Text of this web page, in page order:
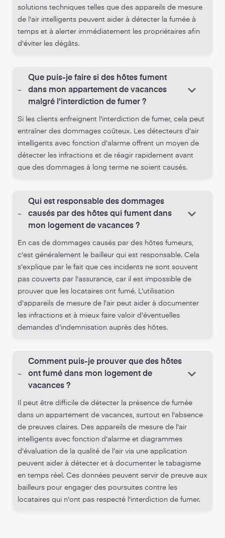
solutions techniques telles que des appareils de mesure
de l'air intelligents peuvent aider à détecter la fumée à
temps et à alerter immédiatement les propriétaires afin
d'éviter les dégâts.
-
Que puis-je faire si des hôtes fument
dans mon appartement de vacances
malgré l'interdiction de fumer ?
keyboard_arrow_down
Si les clients enfreignent l'interdiction de fumer, cela peut
entraîner des dommages coûteux. Les détecteurs d'air
intelligents avec fonction d'alarme offrent un moyen de
détecter les infractions et de réagir rapidement avant
que des dommages à long terme ne soient causés.
-
Qui est responsable des dommages
causés par des hôtes qui fument dans
mon logement de vacances ?
keyboard_arrow_down
En cas de dommages causés par des hôtes fumeurs,
c'est généralement le bailleur qui est responsable. Cela
s'explique par le fait que ces incidents ne sont souvent
pas couverts par l'assurance, car il est impossible de
prouver que les locataires ont fumé. L'utilisation
d'appareils de mesure de l'air peut aider à documenter
les infractions et à mieux faire valoir d'éventuelles
demandes d'indemnisation auprès des hôtes.
-
Comment puis-je prouver que des hôtes
ont fumé dans mon logement de
vacances ?
keyboard_arrow_down
Il peut être difficile de détecter la présence de fumée
dans un appartement de vacances, surtout en l'absence
de preuves claires. Des appareils de mesure de l'air
intelligents avec fonction d'alarme et diagrammes
d'évaluation de la qualité de l'air via une application
peuvent aider à détecter et à documenter le tabagisme
en temps réel. Ces données peuvent servir de preuve aux
bailleurs pour engager des poursuites contre les
locataires qui n'ont pas respecté l'interdiction de fumer.